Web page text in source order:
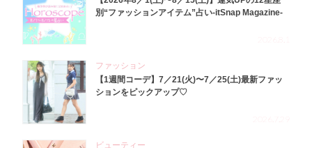
別“ファッションアイテム”占い-itSnap Magazine-
ファッション
【1週間コーデ】7／21(火)〜7／25(土)最新ファッ
ションをピックアップ♡
ビューティー